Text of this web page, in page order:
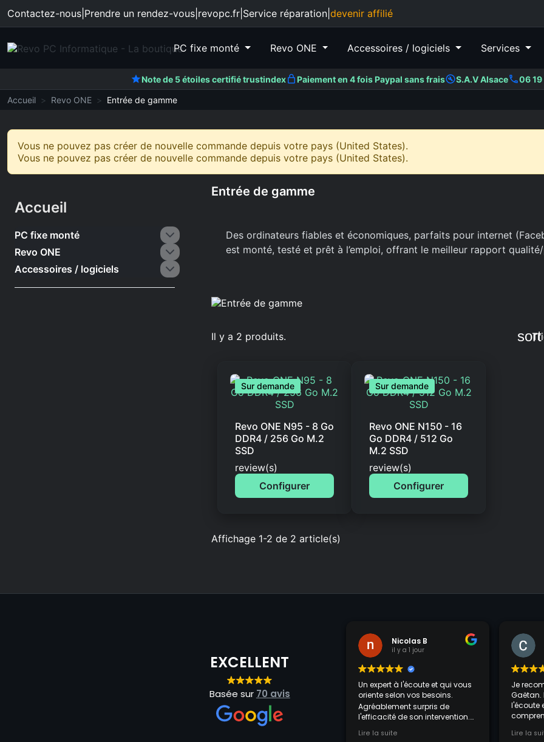
Contactez-nous Prendre un rendez-vous revopc.fr Service réparation devenir affilié
PC fixe monté Revo ONE Accessoires / logiciels Services
Note de 5 étoiles certifié trustindex Paiement en 4 fois Paypal sans frais S.A.V Alsace 06
Accueil Revo ONE Entrée de gamme
Vous ne pouvez pas créer de nouvelle commande depuis votre pays (United States).
Vous ne pouvez pas créer de nouvelle commande depuis votre pays (United States).
Accueil
PC fixe monté
Revo ONE
Accessoires / logiciels
Entrée de gamme
Des ordinateurs fiables et économiques, parfaits pour internet
est monté, testé et prêt à l’emploi, offrant le meilleur rapport
Il y a 2 produits. sort
Sur demande
Revo ONE Ν95 - 8 Go
DDR4 / 256 Go M.2
SSD
Ratedout of 5 stars based on
review(s)
Configurer
Sur demande
Revo ONE Ν150 - 16
Go DDR4 / 512 Go
M.2 SSD
Ratedout of 5 stars based on
review(s)
Configurer
Affichage 1-2 de 2 article(s)
EXCELLENT
Basée sur 70 avis
Nicolas B
il y a 1 jour
Un expert à l'écoute et qui vous
oriente selon vos besoins.
Agréablement surpris de
l'efficacité de son intervention.
Je conseil vivement.
Lire la suite
il
Je
Gaëtan. Il
l'écoute et
solutions
Lire la suite